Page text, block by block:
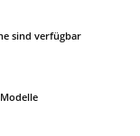
sind verfügbar